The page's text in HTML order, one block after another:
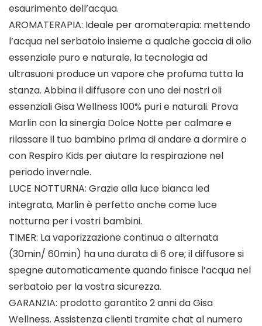
esaurimento dell’acqua.
AROMATERAPIA: Ideale per aromaterapia: mettendo
l’acqua nel serbatoio insieme a qualche goccia di olio
essenziale puro e naturale, la tecnologia ad
ultrasuoni produce un vapore che profuma tutta la
stanza. Abbina il diffusore con uno dei nostri oli
essenziali Gisa Wellness 100% puri e naturali. Prova
Marlin con la sinergia Dolce Notte per calmare e
rilassare il tuo bambino prima di andare a dormire o
con Respiro Kids per aiutare la respirazione nel
periodo invernale.
LUCE NOTTURNA: Grazie alla luce bianca led
integrata, Marlin è perfetto anche come luce
notturna per i vostri bambini.
TIMER: La vaporizzazione continua o alternata
(30min/ 60min) ha una durata di 6 ore; il diffusore si
spegne automaticamente quando finisce l’acqua nel
serbatoio per la vostra sicurezza.
GARANZIA: prodotto garantito 2 anni da Gisa
Wellness. Assistenza clienti tramite chat al numero